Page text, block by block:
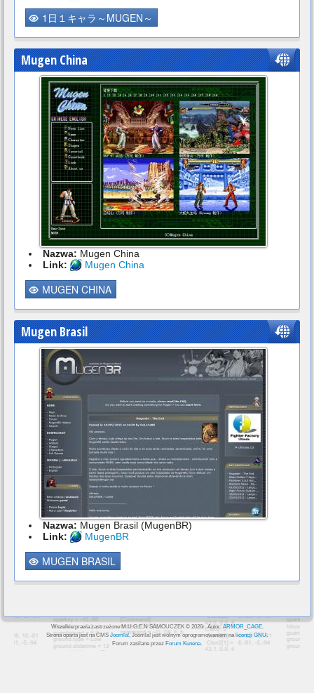
1日１キャラ～MUGEN～
Mugen China
Nazwa: Mugen China
Link:
Mugen China
MUGEN CHINA
Mugen Brasil
Nazwa: Mugen Brasil (MugenBR)
Link:
MugenBR
MUGEN BRASIL
Wszelkie prawa zastrzeżone M.U.G.E.N SAMOUCZEK © 2026r. Autor: ARMOR_CAGE.
Strona oparta jest na CMS Joomla!, Joomla! jest wolnym oprogramowaniem na licencji GNU.
Forum zasilane przez Forum Kunena.